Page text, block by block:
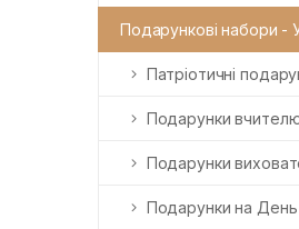
Подарункові набори -
Патріотичні
Подарунки
Подарунки
Подарунки на День